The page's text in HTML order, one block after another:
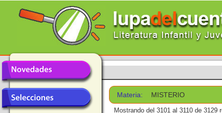
Materia: MISTERIO
Mostrando del 3101 al 3110 de 3129